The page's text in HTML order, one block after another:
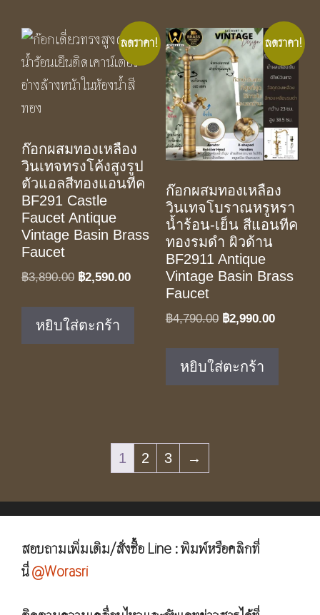
ลดราคา!
ก๊อกผสมทองเหลือง
วินเทจทรงโค้งสูงรูป
ตัวแอลสีทองแอนทีค
BF291 Castle
Faucet Antique
Vintage Basin Brass
Faucet
฿3,890.00 Original
฿3,890.00.
฿2,590.00Current
หยิบใส่ตะกร้า
ลดราคา!
ก๊อกผสมทองเหลือง
วินเทจโบราณหรูหรา
น้ำร้อน-เย็น สีแอนทีค
ทองรมดำ ผิวด้าน
BF2911 Antique
Vintage Basin Brass
Faucet
฿4,790.00 Original
฿4,790.00.
฿2,990.00Current
หยิบใส่ตะกร้า
1 2 3 →
สอบถามเพิ่มเติม/สั่งซื้อ Line : พิมพ์หรือคลิกที่
นี่@Worasri